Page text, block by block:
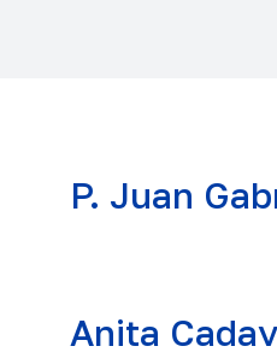
P. Juan
interpretazione e
Anita